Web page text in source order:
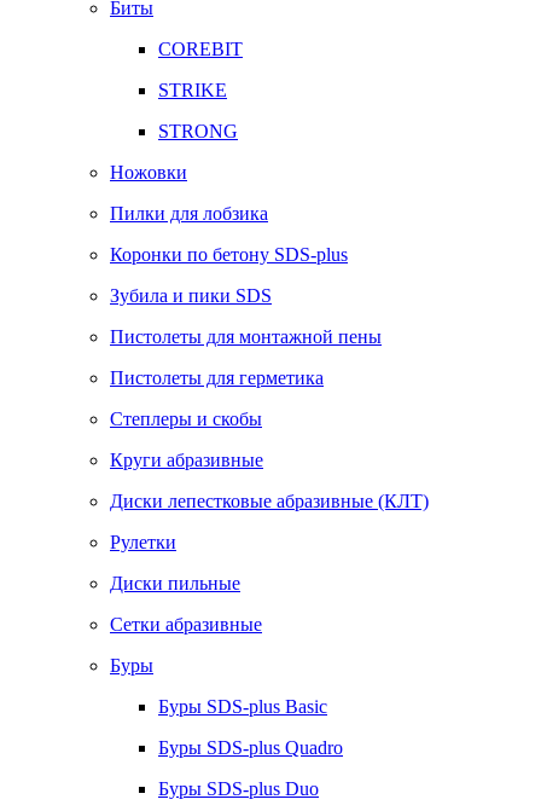
Биты
COREBIT
STRIKE
STRONG
Ножовки
Пилки для лобзика
Коронки по бетону SDS-plus
Зубила и пики SDS
Пистолеты для монтажной пены
Пистолеты для герметика
Степлеры и скобы
Круги абразивные
Диски лепестковые абразивные (КЛТ)
Рулетки
Диски пильные
Сетки абразивные
Буры
Буры SDS-plus Basic
Буры SDS-plus Quadro
Буры SDS-plus Duo